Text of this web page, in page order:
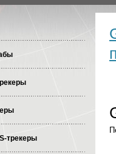
трекеры